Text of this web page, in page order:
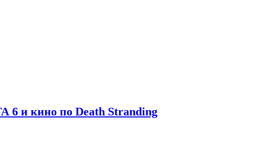
6 и кино по Death Stranding